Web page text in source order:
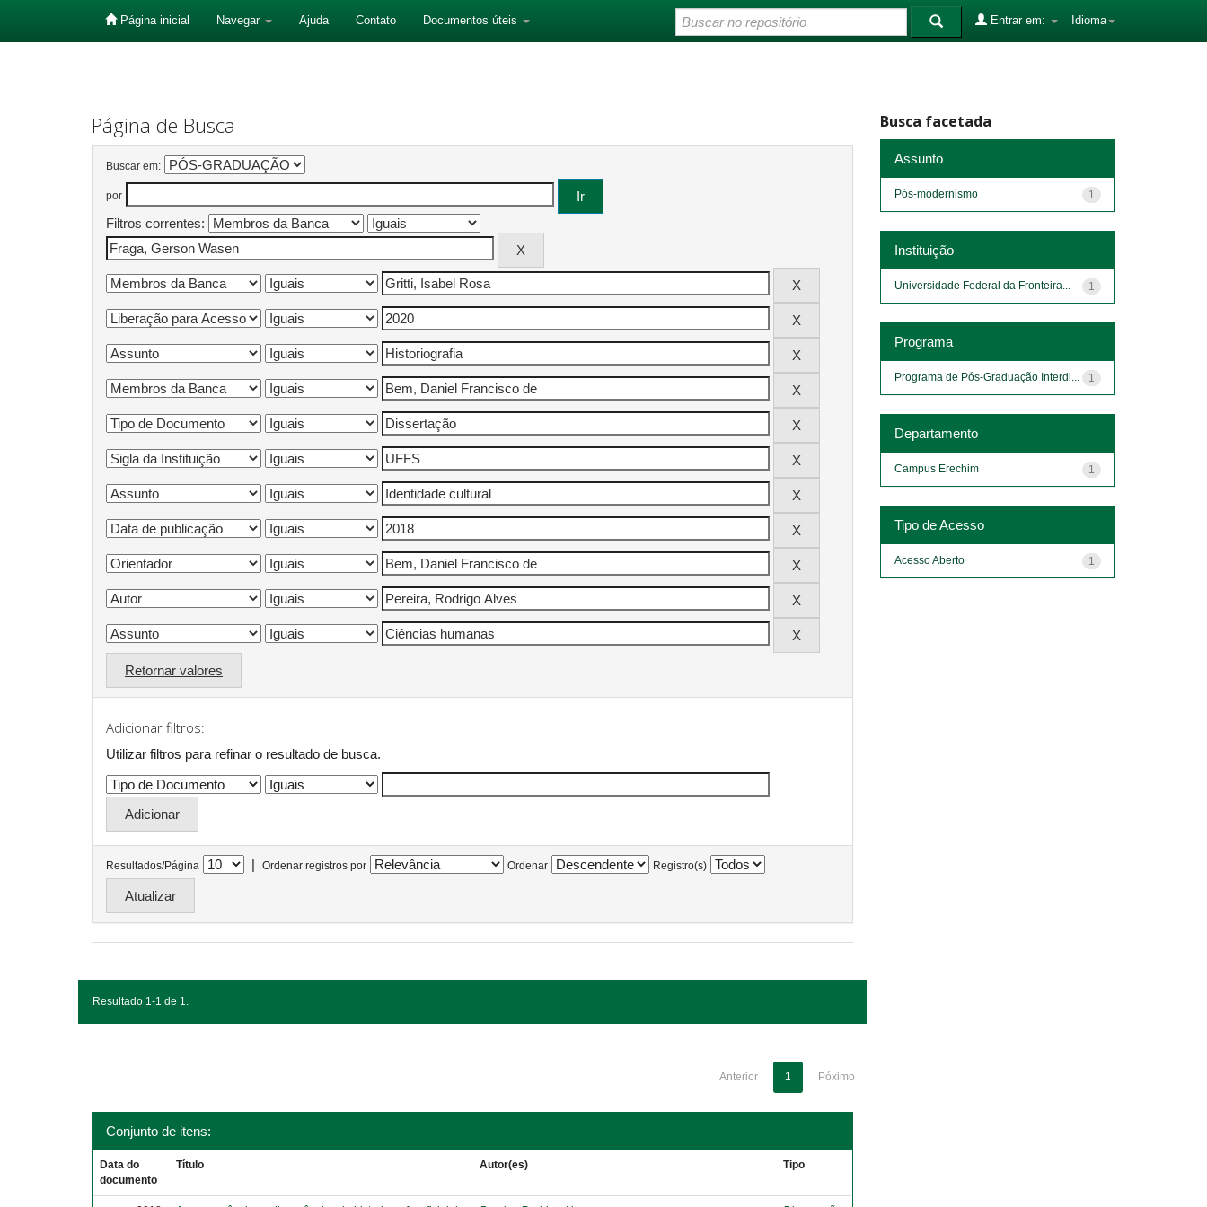
Página inicial Navegar Ajuda Contato Documentos úteis Idioma
Entrar em:
Página de Busca
Buscar em:
por
Filtros correntes:
Retornar valores
Adicionar filtros:
Utilizar filtros para refinar o resultado de busca.
Resultados/Página | Ordenar registros por Ordenar Registro(s)
Resultado 1-1 de 1.
Anterior 1 Póximo
Conjunto de itens:
Data do
documento
Título Autor(es) Tipo
Busca facetada
Assunto
1
Pós-modernismo
Instituição
1
Universidade Federal da Fronteira...
Programa
1
Programa de Pós-Graduação Interdi...
Departamento
1
Campus Erechim
Tipo de Acesso
1
Acesso Aberto